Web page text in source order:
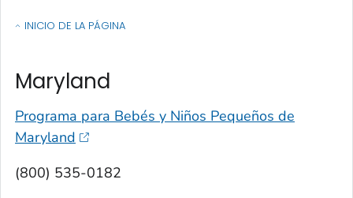
INICIO DE LA PÁGINA
OF CONTACTOS POR ESTADO, TERRITORIO O ESTADO LIBRE
Maryland
Programa para Bebés y Niños Pequeños de
Maryland
(800) 535-0182